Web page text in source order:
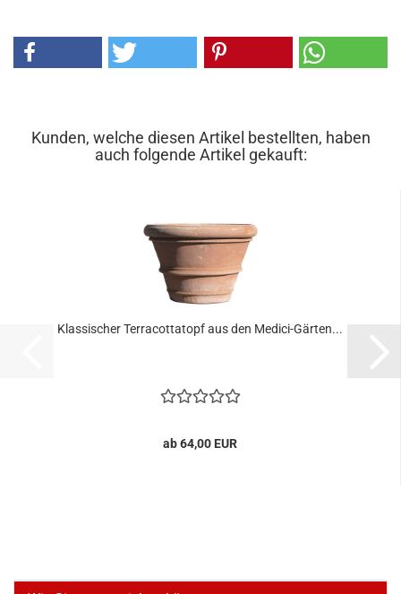
Kunden, welche diesen Artikel bestellten, haben
auch folgende Artikel gekauft:
Klassischer Terracottatopf aus den Medici-Gärten...
ab 64,00 EUR